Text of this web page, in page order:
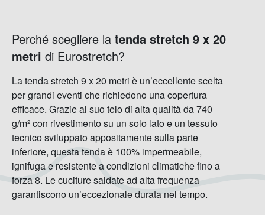
Perché scegliere la tenda stretch 9 x 20
metri di Eurostretch?
La tenda stretch 9 x 20 metri è un’eccellente scelta
per grandi eventi che richiedono una copertura
efficace. Grazie al suo telo di alta qualità da 740
g/m² con rivestimento su un solo lato e un tessuto
tecnico sviluppato appositamente sulla parte
inferiore, questa tenda è 100% impermeabile,
ignifuga e resistente a condizioni climatiche fino a
forza 8. Le cuciture saldate ad alta frequenza
garantiscono un’eccezionale durata nel tempo.